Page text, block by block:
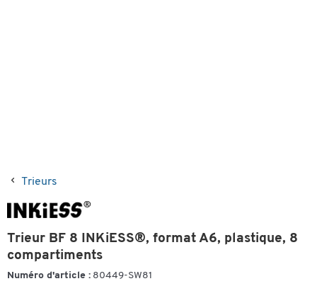
Trieurs
Trieur BF 8 INKiESS®, format A6, plastique, 8
compartiments
Numéro d'article : 80449-SW81